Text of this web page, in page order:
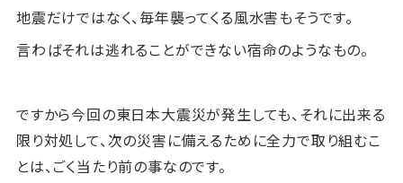
地震だけではなく、毎年襲ってくる風水害もそうです。
言わばそれは逃れることができない宿命のようなもの。
ですから今回の東日本大震災が発生しても、それに出来る
限り対処して、次の災害に備えるために全力で取り組むこ
とは、ごく当たり前の事なのです。